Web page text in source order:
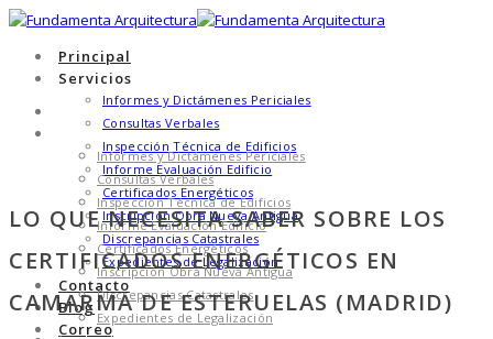
Principal
Servicios
Informes y Dictámenes Periciales
Consultas Verbales
Inspección Técnica de Edificios
Informe Evaluación Edificio
Certificados Energéticos
Inscripción Obra Nueva Antigua
Discrepancias Catastrales
Expedientes de Legalización
Contacto
Blog
Correo
Principal
Servicios
Informes y Dictámenes Periciales
Consultas Verbales
Inspección Técnica de Edificios
Informe Evaluación Edificio
Certificados Energéticos
Inscripción Obra Nueva Antigua
Discrepancias Catastrales
Expedientes de Legalización
LO QUE NECESITA SABER SOBRE LOS
CERTIFICADOS ENERGÉTICOS EN
CAMARMA DE ESTERUELAS (MADRID)